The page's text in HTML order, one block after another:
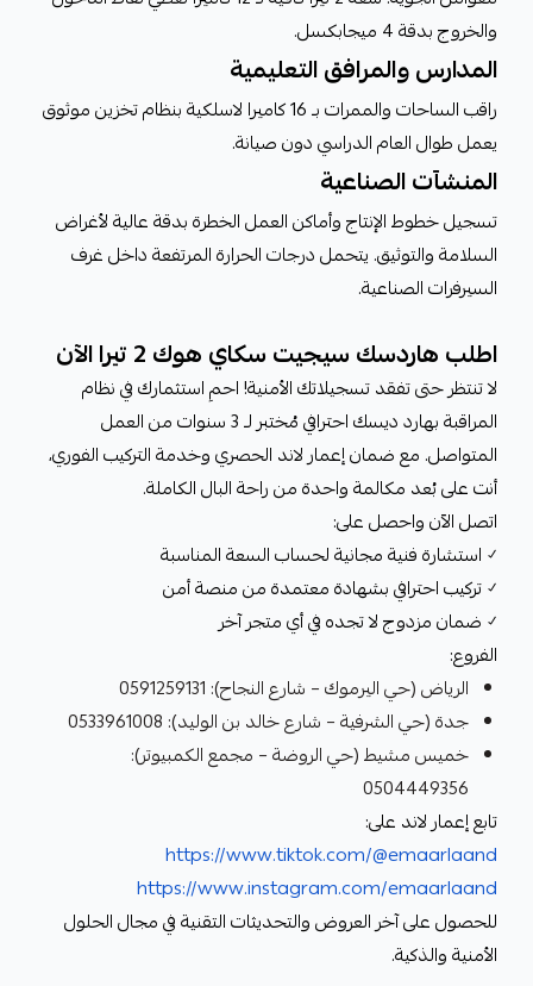
والخروج بدقة 4 ميجابكسل.
المدارس والمرافق التعليمية
راقب الساحات والممرات بـ 16 كاميرا لاسلكية بنظام تخزين موثوق
يعمل طوال العام الدراسي دون صيانة.
المنشآت الصناعية
تسجيل خطوط الإنتاج وأماكن العمل الخطرة بدقة عالية لأغراض
السلامة والتوثيق. يتحمل درجات الحرارة المرتفعة داخل غرف
السيرفرات الصناعية.
اطلب هاردسك سيجيت سكاي هوك 2 تيرا الآن
لا تنتظر حتى تفقد تسجيلاتك الأمنية! احمِ استثمارك في نظام
المراقبة بهارد ديسك احترافي مُختبر لـ 3 سنوات من العمل
المتواصل. مع ضمان إعمار لاند الحصري وخدمة التركيب الفوري،
أنت على بُعد مكالمة واحدة من راحة البال الكاملة.
اتصل الآن واحصل على:
✓ استشارة فنية مجانية لحساب السعة المناسبة
✓ تركيب احترافي بشهادة معتمدة من منصة أمن
✓ ضمان مزدوج لا تجده في أي متجر آخر
الفروع:
الرياض (حي اليرموك – شارع النجاح): 0591259131
جدة (حي الشرفية – شارع خالد بن الوليد): 0533961008
خميس مشيط (حي الروضة – مجمع الكمبيوتر):
0504449356
تابع إعمار لاند على:
https://www.tiktok.com/@emaarlaand
https://www.instagram.com/emaarlaand
للحصول على آخر العروض والتحديثات التقنية في مجال الحلول
الأمنية والذكية.